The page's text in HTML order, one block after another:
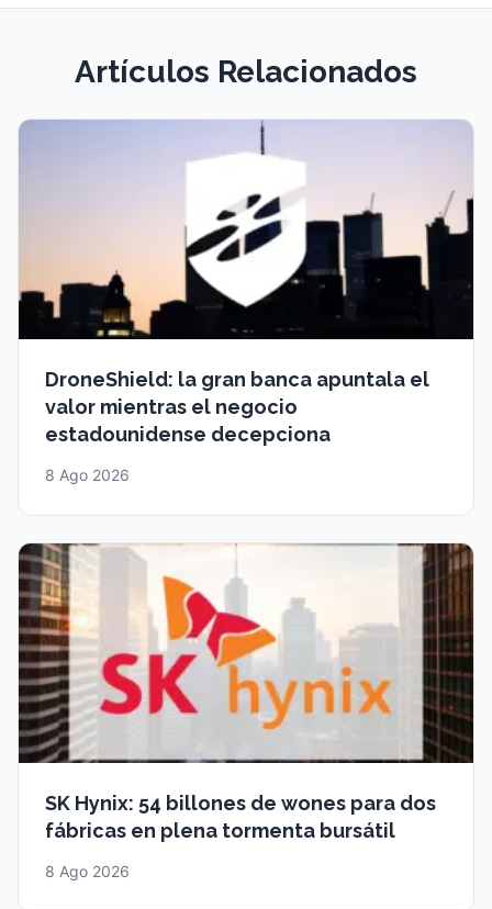
Artículos Relacionados
DroneShield: la gran banca apuntala el
valor mientras el negocio
estadounidense decepciona
8 Ago 2026
SK Hynix: 54 billones de wones para dos
fábricas en plena tormenta bursátil
8 Ago 2026